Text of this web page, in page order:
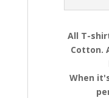
All T-
Cotton.
When